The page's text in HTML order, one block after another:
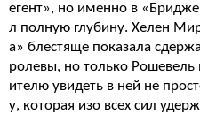
егент», но именно в
л полную глубину. Хелен
а» блестяще показала
ролевы, но только
ителю увидеть в ней не
у, которая изо всех сил